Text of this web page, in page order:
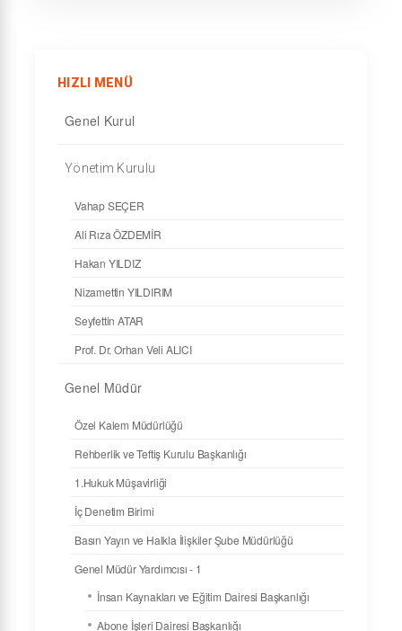
HIZLI MENÜ
Genel Kurul
Yönetim Kurulu
Vahap SEÇER
Ali Rıza ÖZDEMİR
Hakan YILDIZ
Nizamettin YILDIRIM
Seyfettin ATAR
Prof. Dr. Orhan Veli ALICI
Genel Müdür
Özel Kalem Müdürlüğü
Rehberlik ve Teftiş Kurulu Başkanlığı
1.Hukuk Müşavirliği
İç Denetim Birimi
Basın Yayın ve Halkla İlişkiler Şube Müdürlüğü
Genel Müdür Yardımcısı - 1
İnsan Kaynakları ve Eğitim Dairesi Başkanlığı
Abone İşleri Dairesi Başkanlığı